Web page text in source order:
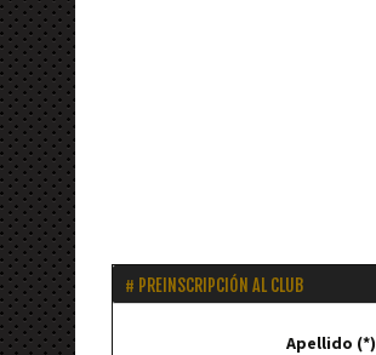
PREINSCRIPCIÓN AL CLUB
Apellido